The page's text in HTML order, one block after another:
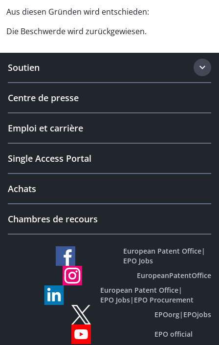
Aus diesen Gründen wird entschieden:
Die Beschwerde wird zurückgewiesen.
Soutien
Centre de presse
Emploi et carrière
Single Access Portal
Achats
Chambres de recours
European Patent Office|
EPO Jobs
EuropeanPatentOffice
European Patent Office|
EPO Jobs| EPO Procurement
EPOorg| EPOjobs
EPO official